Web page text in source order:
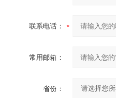
联系电话：
常用邮箱：
省份：